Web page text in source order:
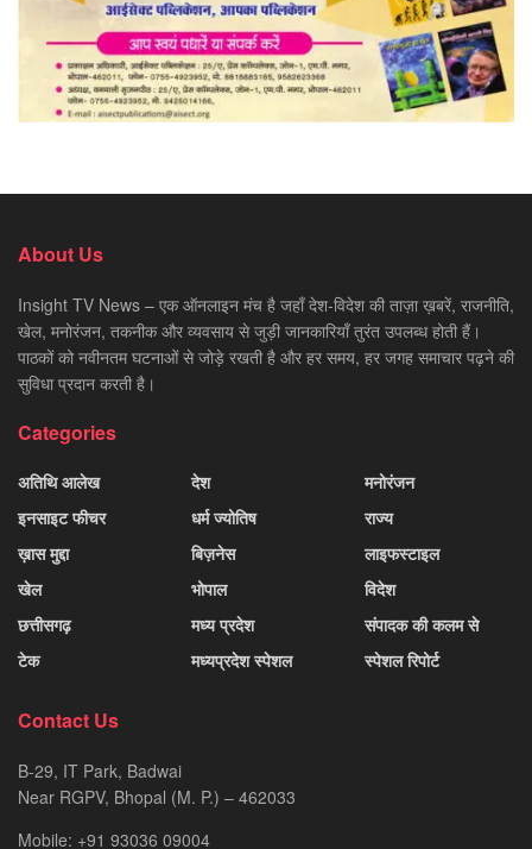
About Us
Insight TV News – एक ऑनलाइन मंच है जहाँ देश-विदेश की ताज़ा ख़बरें, राजनीति,
खेल, मनोरंजन, तकनीक और व्यवसाय से जुड़ी जानकारियाँ तुरंत उपलब्ध होती हैं।
पाठकों को नवीनतम घटनाओं से जोड़े रखती है और हर समय, हर जगह समाचार पढ़ने की
सुविधा प्रदान करती है।
Categories
अतिथि आलेख
इनसाइट फीचर
ख़ास मुद्दा
खेल
छत्तीसगढ़
टेक
देश
धर्म ज्योतिष
बिज़नेस
भोपाल
मध्य प्रदेश
मध्यप्रदेश स्पेशल
मनोरंजन
राज्य
लाइफस्टाइल
विदेश
संपादक की कलम से
स्पेशल रिपोर्ट
Contact Us
B-29, IT Park, Badwai
Near RGPV, Bhopal (M. P.) – 462033
Mobile: +91 93036 09004